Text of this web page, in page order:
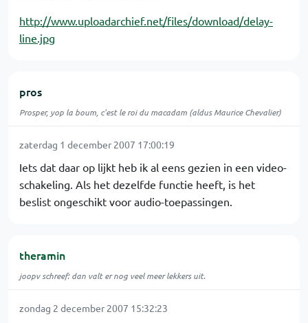
http://www.uploadarchief.net/files/download/delay-
line.jpg
pros
Prosper, yop la boum, c'est le roi du macadam (aldus Maurice Chevalier)
zaterdag 1 december 2007 17:00:19
Iets dat daar op lijkt heb ik al eens gezien in een video-
schakeling. Als het dezelfde functie heeft, is het
beslist ongeschikt voor audio-toepassingen.
theramin
joopv schreef: dan valt er nog veel meer lekkers uit.
zondag 2 december 2007 15:32:23